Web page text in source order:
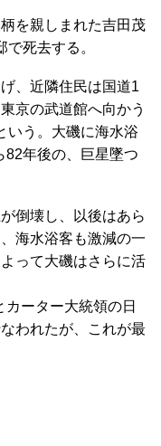
を親しまれた吉田茂
死去する。
、近隣住民は国道1
京の武道館へ向かう
いう。大磯に海水浴
82年後の、巨星墜つ
倒壊し、以後はあら
海水浴客も激減の一
って大磯はさらに活
ーター大統領の日
われたが、これが最